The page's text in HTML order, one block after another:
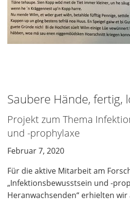
Saubere Hände, fertig,
Projekt zum Thema
und -prophylaxe
Februar 7, 2020
Für die aktive Mitarbeit am
„Infektionsbewusstsein und -
Heranwachsenden“ erhielten